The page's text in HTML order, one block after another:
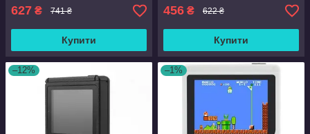
627 ₴ 741 ₴
Купити
456 ₴ 622 ₴
Купити
–12% –1%